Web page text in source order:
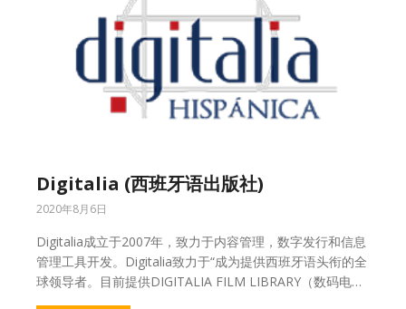
Digitalia (西班牙语出版社)
2020年8月6日
Digitalia成立于2007年，致力于内容管理，数字发行和信息
管理工具开发。Digitalia致力于“成为提供西班牙语头衔的全
球领导者。目前提供DIGITALIA FILM LIBRARY（数码电…